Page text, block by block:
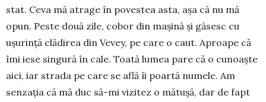
stat. Ceva mă atrage în povestea asta, așa că nu mă
opun. Peste două zile, cobor din mașină și găsesc cu
ușurință clădirea din Vevey, pe care o caut. Aproape că
îmi iese singură în cale. Toată lu­mea pare că o cunoaște
aici, iar strada pe care se află îi poartă numele. Am
senzația că mă duc să-mi vizitez o mătușă, dar de fapt